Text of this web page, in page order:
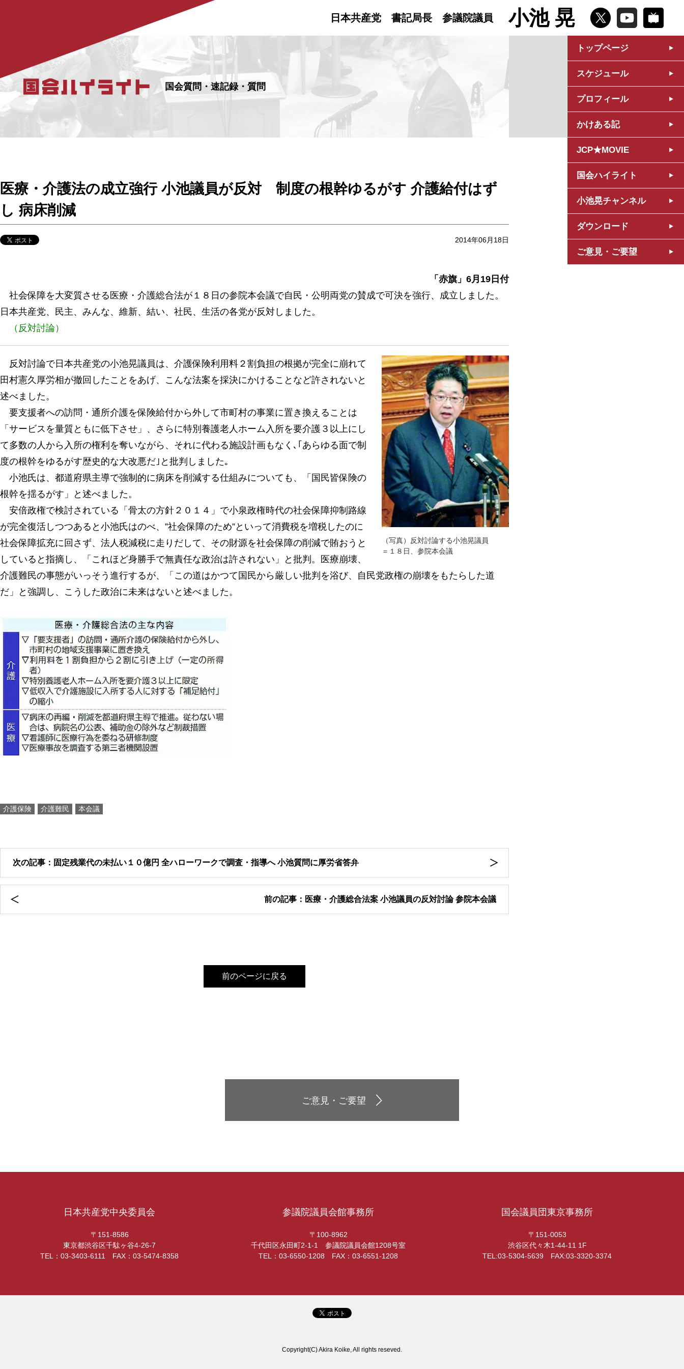
日本共産党 書記局長 参議院議員 小池 晃
トップページ
スケジュール
プロフィール
かけある記
JCP★MOVIE
国会ハイライト
小池晃チャンネル
ダウンロード
ご意見・ご要望
国会質問・速記録・質問
医療・介護法の成立強行 小池議員が反対 制度の根幹ゆるがす 介護給付はず
し 病床削減
2014年06月18日
「赤旗」6月19日付
社会保障を大変質させる医療・介護総合法が１８日の参院本会議で自民・公明両党の賛成で可決を強行、成立しました。
日本共産党、民主、みんな、維新、結い、社民、生活の各党が反対しました。
（反対討論）
（写真）反対討論する小池晃議員
＝１８日、参院本会議
反対討論で日本共産党の小池晃議員は、介護保険利用料２割負担の根拠が完全に崩れて
田村憲久厚労相が撤回したことをあげ、こんな法案を採決にかけることなど許されないと
述べました。
要支援者への訪問・通所介護を保険給付から外して市町村の事業に置き換えることは
「サービスを量質ともに低下させ」、さらに特別養護老人ホーム入所を要介護３以上にし
て多数の人から入所の権利を奪いながら、それに代わる施設計画もなく､｢あらゆる面で制
度の根幹をゆるがす歴史的な大改悪だ｣と批判しました｡
小池氏は、都道府県主導で強制的に病床を削減する仕組みについても、「国民皆保険の
根幹を揺るがす」と述べました。
安倍政権で検討されている「骨太の方針２０１４」で小泉政権時代の社会保障抑制路線
が完全復活しつつあると小池氏はのべ、”社会保障のため”といって消費税を増税したのに
社会保障拡充に回さず、法人税減税に走りだして、その財源を社会保障の削減で賄おうと
していると指摘し、「これほど身勝手で無責任な政治は許されない」と批判。医療崩壊、
介護難民の事態がいっそう進行するが、「この道はかつて国民から厳しい批判を浴び、自民党政権の崩壊をもたらした道
だ」と強調し、こうした政治に未来はないと述べました。
介護保険 介護難民 本会議
次の記事：固定残業代の未払い１０億円 全ハローワークで調査・指導へ 小池質問に厚労省答弁
前の記事：医療・介護総合法案 小池議員の反対討論 参院本会議
前のページに戻る
ご意見・ご要望
日本共産党中央委員会
〒151-8586
東京都渋谷区千駄ヶ谷4-26-7
TEL：03-3403-6111 FAX：03-5474-8358
参議院議員会館事務所
〒100-8962
千代田区永田町2-1-1 参議院議員会館1208号室
TEL：03-6550-1208 FAX：03-6551-1208
国会議員団東京事務所
〒151-0053
渋谷区代々木1-44-11 1F
TEL:03-5304-5639 FAX:03-3320-3374
Copyright(C) Akira Koike, All rights reseved.